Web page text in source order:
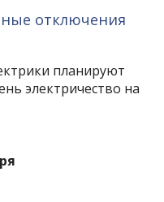
отключения
планируют
электричество на